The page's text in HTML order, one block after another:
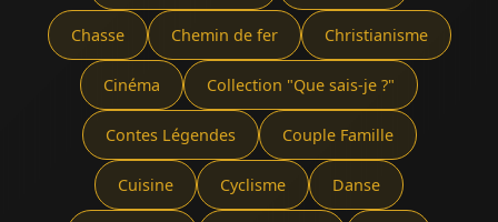
Chasse Chemin de fer Christianisme
Cinéma Collection "Que sais-je ?"
Contes Légendes Couple Famille
Cuisine Cyclisme Danse